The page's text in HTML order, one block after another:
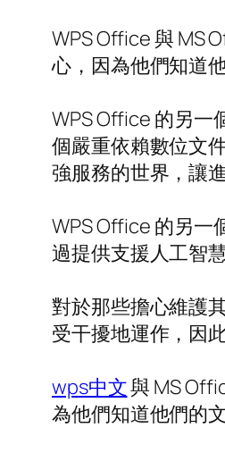
WPS Office 與 MS
心，因為他們知道
WPS Office 的另一
個嚴重依賴數位文
強服務的世界，讓
WPS Office 的另一
過提供支援人工智
對於那些擔心維護
受干擾地運作，因
wps中文與 MS
為他們知道他們的